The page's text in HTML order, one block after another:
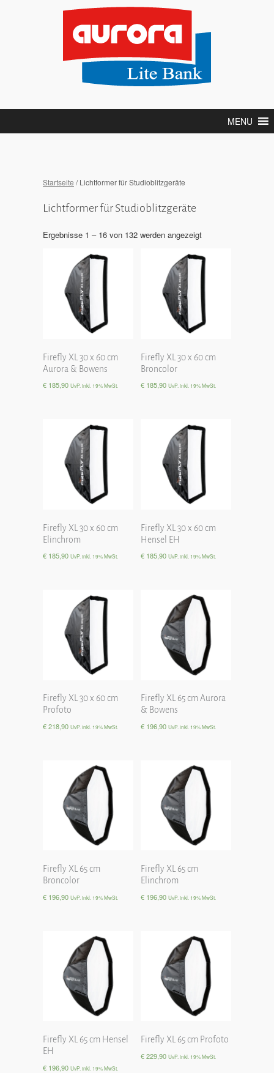
MENU
Startseite / Lichtformer für Studioblitzgeräte
Lichtformer für Studioblitzgeräte
Ergebnisse 1 – 16 von 132 werden angezeigt
Firefly XL 30 x 60 cm
Aurora & Bowens
€ 185,90 UvP. inkl. 19% MwSt.
Firefly XL 30 x 60 cm
Broncolor
€ 185,90 UvP. inkl. 19% MwSt.
Firefly XL 30 x 60 cm
Elinchrom
€ 185,90 UvP. inkl. 19% MwSt.
Firefly XL 30 x 60 cm
Hensel EH
€ 185,90 UvP. inkl. 19% MwSt.
Firefly XL 30 x 60 cm
Profoto
€218,90 UvP. inkl. 19% MwSt.
Firefly XL 65 cm Aurora
& Bowens
€ 196,90 UvP. inkl. 19% MwSt.
Firefly XL 65 cm
Broncolor
€ 196,90 UvP. inkl. 19% MwSt.
Firefly XL 65 cm
Elinchrom
€ 196,90 UvP. inkl. 19% MwSt.
Firefly XL 65 cm Hensel
EH
€ 196,90 UvP. inkl. 19% MwSt.
Firefly XL 65 cm Profoto
€229,90 UvP. inkl. 19% MwSt.